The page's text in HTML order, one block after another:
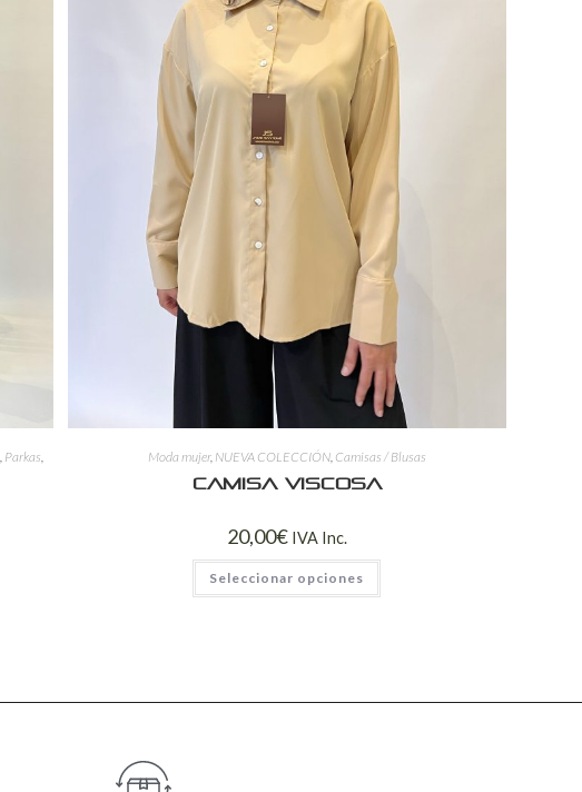
Parkas Moda mujer, NUEVA COLECCIÓN, Camisas / Blusas
Camisa Viscosa
20,00€ IVA Inc.
Seleccionar opciones